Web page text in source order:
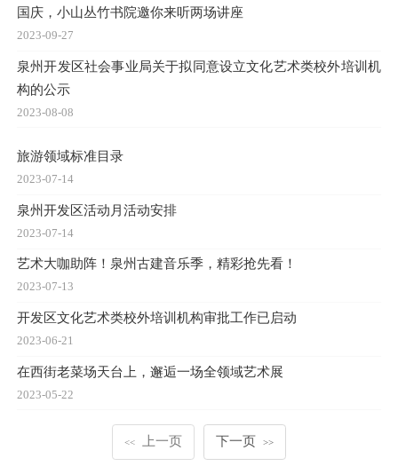
国庆，小山丛竹书院邀你来听两场讲座
2023-09-27
泉州开发区社会事业局关于拟同意设立文化艺术类校外培训机
构的公示
2023-08-08
旅游领域标准目录
2023-07-14
泉州开发区活动月活动安排
2023-07-14
艺术大咖助阵！泉州古建音乐季，精彩抢先看！
2023-07-13
开发区文化艺术类校外培训机构审批工作已启动
2023-06-21
在西街老菜场天台上，邂逅一场全领域艺术展
2023-05-22
<< 上一页 下一页 >>